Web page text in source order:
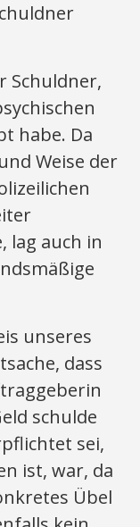
Schuldner,
habe. Da
Weise der
lag auch in
unseres
dass
schulde
sei,
ist, war, da
Übel